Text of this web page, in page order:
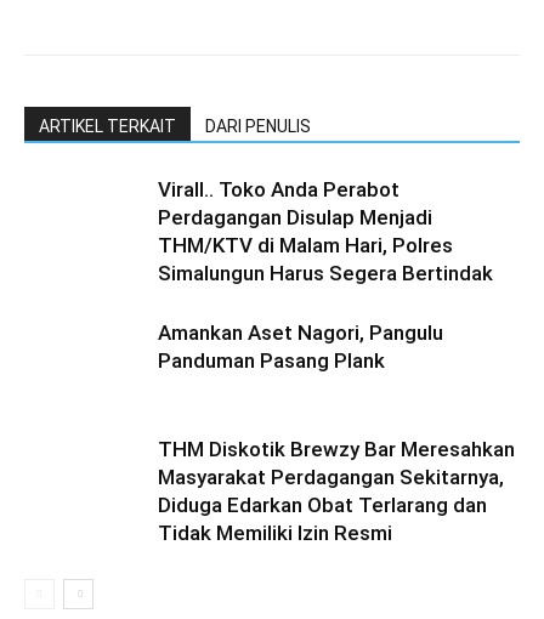
ARTIKEL TERKAIT DARI PENULIS
Virall.. Toko Anda Perabot
Perdagangan Disulap Menjadi
THM/KTV di Malam Hari, Polres
Simalungun Harus Segera Bertindak
Amankan Aset Nagori, Pangulu
Panduman Pasang Plank
THM Diskotik Brewzy Bar Meresahkan
Masyarakat Perdagangan Sekitarnya,
Diduga Edarkan Obat Terlarang dan
Tidak Memiliki Izin Resmi